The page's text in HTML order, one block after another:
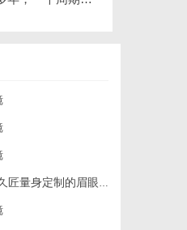
张脸的点睛之笔！淡颜系女生的气质加分项